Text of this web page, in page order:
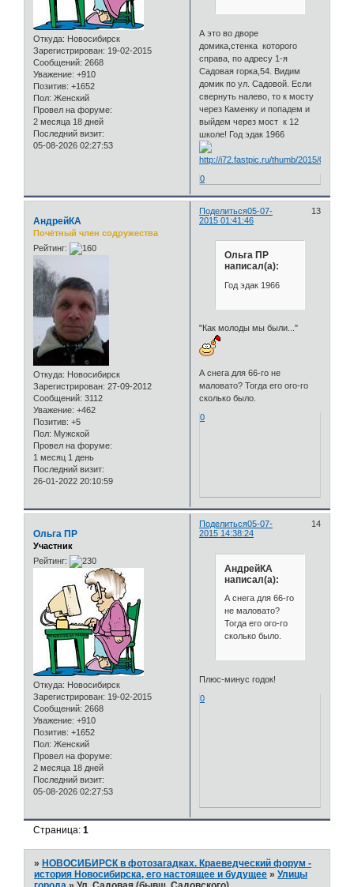
Откуда: Новосибирск
Зарегистрирован: 19-02-2015
Сообщений: 2668
Уважение: +910
Позитив: +1652
Пол: Женский
Провел на форуме:
2 месяца 18 дней
Последний визит:
05-08-2026 02:27:53
А это во дворе
домика,стенка которого
справа, по адресу 1-я
Садовая горка,54. Видим
домик по ул. Садовой. Если
свернуть налево, то к мосту
через Каменку и попадем и
выйдем через мост к 12
школе! Год эдак 1966
0
Поделиться 13
05-07-
2015 01:41:46
АндрейКА
Почётный член содружества
Рейтинг:
Откуда: Новосибирск
Зарегистрирован: 27-09-2012
Сообщений: 3112
Уважение: +462
Позитив: +5
Пол: Мужской
Провел на форуме:
1 месяц 1 день
Последний визит:
26-01-2022 20:10:59
Ольга ПР
написал(а):
Год эдак 1966
"Как молоды мы были..."
А снега для 66-го не
маловато? Тогда его ого-го
сколько было.
0
Поделиться 14
05-07-
2015 14:38:24
Ольга ПР
Участник
Рейтинг:
Откуда: Новосибирск
Зарегистрирован: 19-02-2015
Сообщений: 2668
Уважение: +910
Позитив: +1652
Пол: Женский
Провел на форуме:
2 месяца 18 дней
Последний визит:
05-08-2026 02:27:53
АндрейКА
написал(а):
А снега для 66-го
не маловато?
Тогда его ого-го
сколько было.
Плюс-минус годок!
0
Страница:1
»НОВОСИБИРСК в фотозагадках. Краеведческий форум -
история Новосибирска, его настоящее и будущее »Улицы